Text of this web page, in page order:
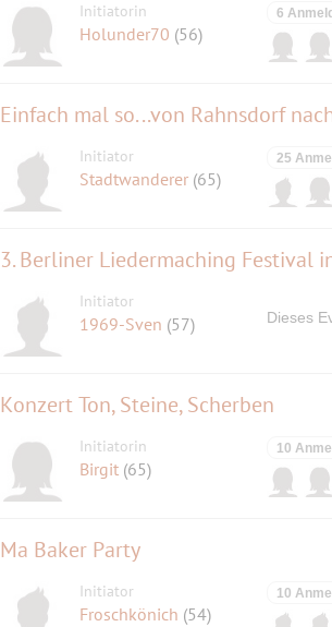
Initiatorin
Holunder70 (56)
6
Einfach mal so...von Rahnsdorf
Initiator
Stadtwanderer (65)
25
3. Berliner Liedermaching Festival
Initiator
1969-Sven (57) Dieses
Konzert Ton, Steine, Scherben
Initiatorin
Birgit (65)
10
Ma Baker Party
Initiator
Froschkönich (54)
10